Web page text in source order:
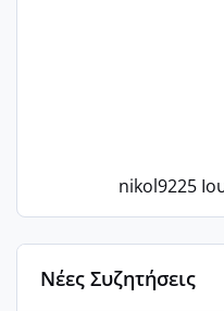
nikol9225
Νέες Συζητήσεις